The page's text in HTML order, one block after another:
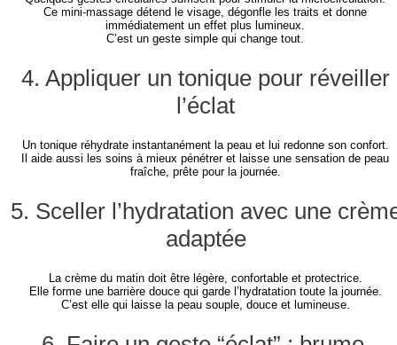
Ce mini-massage détend le visage, dégonfle les traits et donne
immédiatement un effet plus lumineux.
C’est un geste simple qui change tout.
4. Appliquer un tonique pour réveiller
l’éclat
Un tonique réhydrate instantanément la peau et lui redonne son confort.
Il aide aussi les soins à mieux pénétrer et laisse une sensation de peau
fraîche, prête pour la journée.
5. Sceller l’hydratation avec une
adaptée
La crème du matin doit être légère, confortable et protectrice.
Elle forme une barrière douce qui garde l’hydratation toute la journée.
C’est elle qui laisse la peau souple, douce et lumineuse.